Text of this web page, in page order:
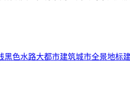
黑色水路大都市建筑城市全景地标